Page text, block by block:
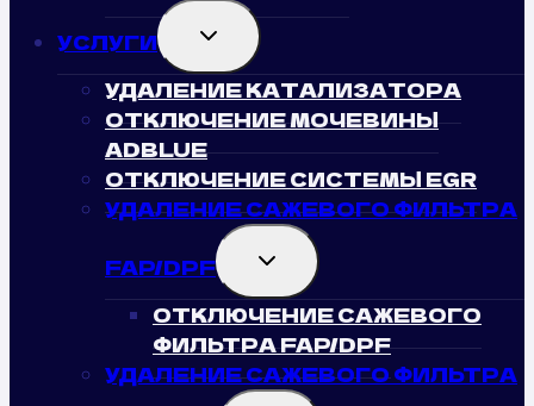
УСЛУГИ TOGGLE
CHILD
MENU
УДАЛЕНИЕ КАТАЛИЗАТОРА
ОТКЛЮЧЕНИЕ МОЧЕВИНЫ
ADBLUE
ОТКЛЮЧЕНИЕ СИСТЕМЫ EGR
УДАЛЕНИЕ САЖЕВОГО ФИЛЬТРА
FAP/DPF TOGGLE
CHILD
MENU
ОТКЛЮЧЕНИЕ САЖЕВОГО
ФИЛЬТРА FAP/DPF
УДАЛЕНИЕ САЖЕВОГО ФИЛЬТРА